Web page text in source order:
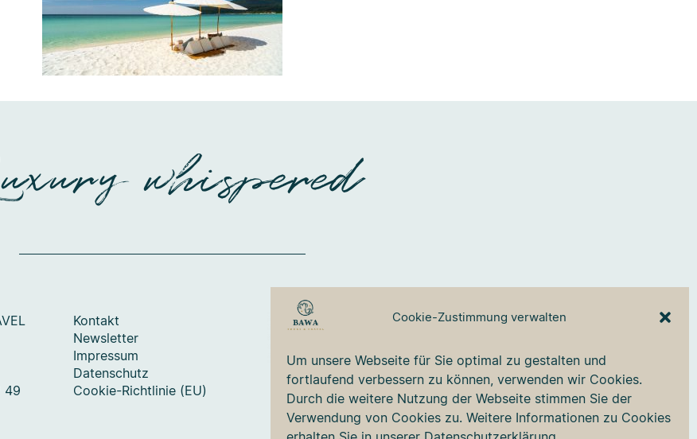
Cookie-Zustimmung verwalten
Um unsere Webseite für Sie optimal zu gestalten und
fortlaufend verbessern zu können, verwenden wir Cookies.
Durch die weitere Nutzung der Webseite stimmen Sie der
Verwendung von Cookies zu. Weitere Informationen zu Cookies
whispered
49
Kontakt
Newsletter
Impressum
Datenschutz
Cookie-Richtlinie (EU)